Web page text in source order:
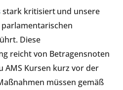
stark kritisiertund unsere
Diese
reicht von Betragensnoten
AMS Kursen kurz vor der
müssen gemäß